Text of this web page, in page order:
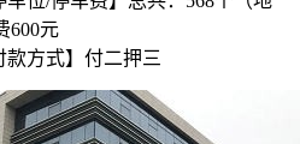
600元
款方式】付二押三